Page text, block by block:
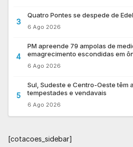
3
Quatro Pontes se despede de
6 Ago 2026
4
PM apreende 79 ampolas de
emagrecimento escondidas em
6 Ago 2026
5
Sul, Sudeste e Centro-Oeste têm
tempestades e vendavais
6 Ago 2026
[cotacoes_sidebar]